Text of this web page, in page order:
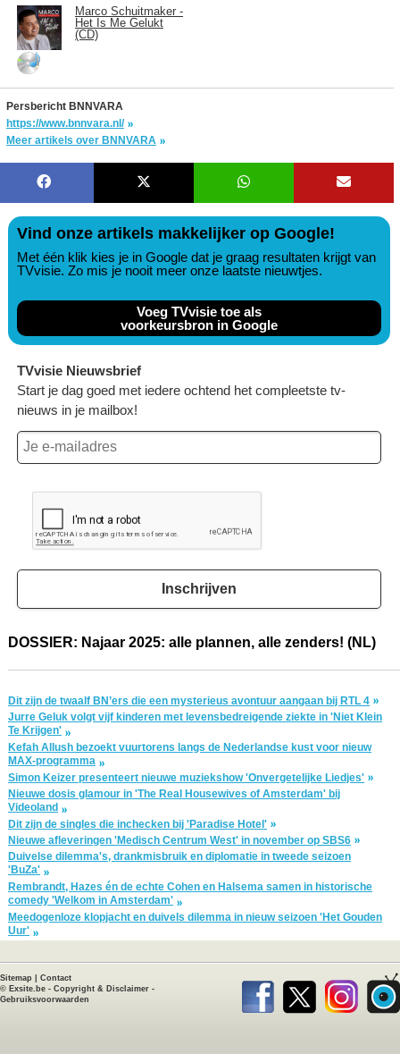
Marco Schuitmaker -
Het Is Me Gelukt
(CD)
Persbericht BNNVARA
https://www.bnnvara.nl/
Meer artikels over BNNVARA
Vind onze artikels makkelijker op Google!
Met één klik kies je in Google dat je graag resultaten krijgt van
TVvisie. Zo mis je nooit meer onze laatste nieuwtjes.
Voeg TVvisie toe als
voorkeursbron in Google
TVvisie Nieuwsbrief
Start je dag goed met iedere ochtend het compleetste tv-
nieuws in je mailbox!
Inschrijven
DOSSIER: Najaar 2025: alle plannen, alle zenders! (NL)
Dit zijn de twaalf BN’ers die een mysterieus avontuur aangaan bij RTL 4
Jurre Geluk volgt vijf kinderen met levensbedreigende ziekte in 'Niet Klein
Te Krijgen'
Kefah Allush bezoekt vuurtorens langs de Nederlandse kust voor nieuw
MAX-programma
Simon Keizer presenteert nieuwe muziekshow 'Onvergetelijke Liedjes'
Nieuwe dosis glamour in 'The Real Housewives of Amsterdam' bij
Videoland
Dit zijn de singles die inchecken bij 'Paradise Hotel'
Nieuwe afleveringen 'Medisch Centrum West' in november op SBS6
Duivelse dilemma's, drankmisbruik en diplomatie in tweede seizoen
'BuZa'
Rembrandt, Hazes én de echte Cohen en Halsema samen in historische
comedy 'Welkom in Amsterdam'
Meedogenloze klopjacht en duivels dilemma in nieuw seizoen 'Het Gouden
Uur'
Sitemap
Contact
© Exsite.be - Copyright & Disclaimer -
Gebruiksvoorwaarden